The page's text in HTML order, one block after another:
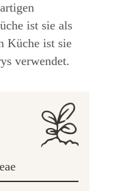
ist sie als
Küche ist sie
verwendet.